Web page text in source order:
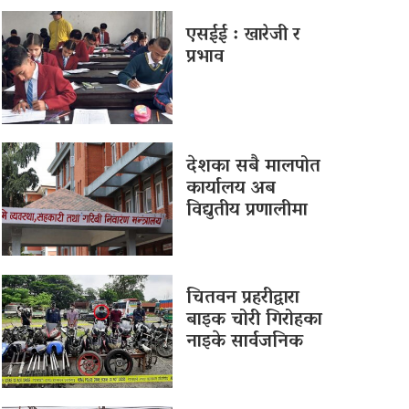
एसईई : खारेजी र
प्रभाव
देशका सबै मालपोत
कार्यालय अब
विद्युतीय प्रणालीमा
चितवन प्रहरीद्वारा
बाइक चोरी गिरोहका
नाइके सार्वजनिक